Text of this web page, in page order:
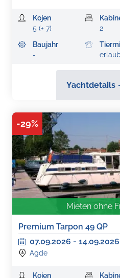
Kojen
5 (+ 7)
2
Baujahr
-
Yachtdetails
-29%
Mieten ohne
Premium Tarpon 49 QP
07.09.2026 - 14.09.2026
Agde
Kojen